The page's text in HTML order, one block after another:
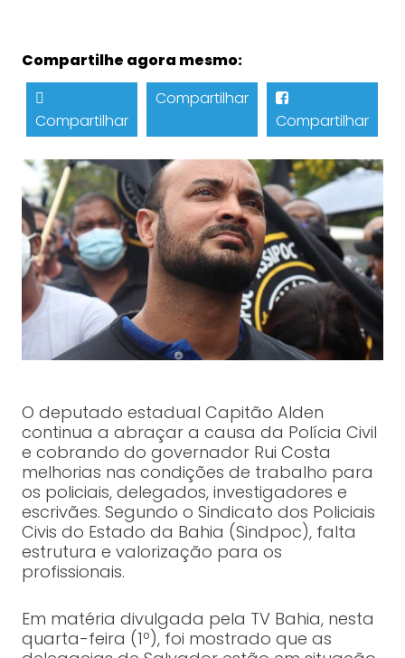
Compartilhe agora mesmo:
Compartilhar
Compartilhar
Compartilhar
O deputado estadual Capitão Alden
continua a abraçar a causa da Polícia Civil
e cobrando do governador Rui Costa
melhorias nas condições de trabalho para
os policiais, delegados, investigadores e
escrivães. Segundo o Sindicato dos Policiais
Civis do Estado da Bahia (Sindpoc), falta
estrutura e valorização para os
profissionais.
Em matéria divulgada pela TV Bahia, nesta
quarta-feira (1º), foi mostrado que as